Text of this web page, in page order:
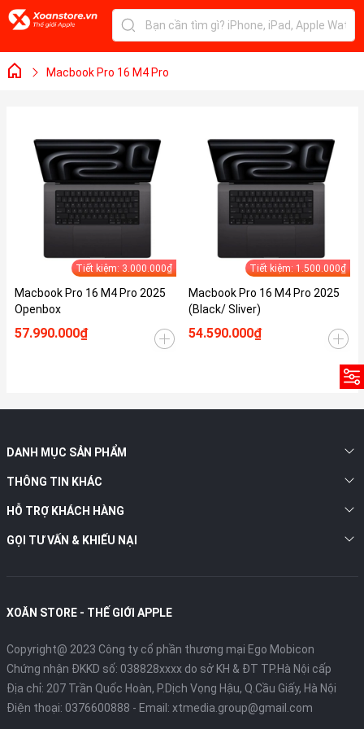
Macbook Pro 16 M4 Pro
Tiết kiệm: 3.000.000₫
Macbook Pro 16 M4 Pro 2025
Openbox
57.990.000₫
Tiết kiệm: 1.500.000₫
Macbook Pro 16 M4 Pro 2025
(Black/ Sliver)
54.590.000₫
DANH MỤC SẢN PHẨM
THÔNG TIN KHÁC
HỖ TRỢ KHÁCH HÀNG
GỌI TƯ VẤN & KHIẾU NẠI
XOĂN STORE - THẾ GIỚI APPLE
Copyright@ 2023 Công ty cổ phần thương mại Ego Mobicon
Chứng nhận ĐKKD số: 038828xxxx do sở KH & ĐT TP.Hà Nội cấp
Địa chỉ: 207 Trần Quốc Hoàn, P.Dịch Vọng Hậu, Q.Cầu Giấy, Hà Nội
Điện thoại: 0376600888 - Email: xtmedia.group@gmail.com